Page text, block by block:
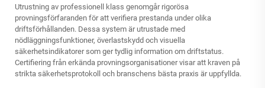
Utrustning av professionell klass genomgår rigorösa
provningsförfaranden för att verifiera prestanda under olika
driftsförhållanden. Dessa system är utrustade med
nödläggningsfunktioner, överlastskydd och visuella
säkerhetsindikatorer som ger tydlig information om driftstatus.
Certifiering från erkända provningsorganisationer visar att kraven på
strikta säkerhetsprotokoll och branschens bästa praxis är uppfyllda.